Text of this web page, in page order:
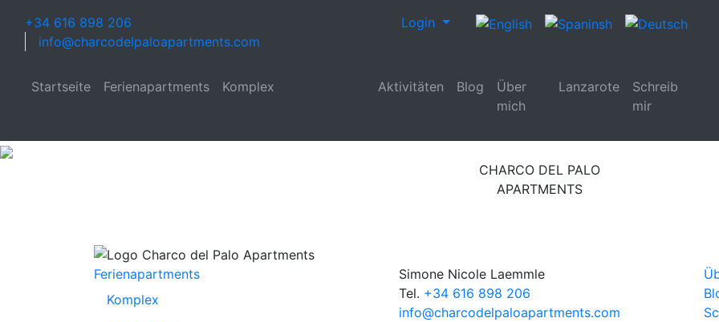
+34 616 898 206
info@charcodelpaloapartments.com
Login
Startseite Ferienapartments Komplex Aktivitäten Blog
Über
mich
Lanzarote
Schreib
mir
CHARCO DEL PALO
APARTMENTS
Ferienapartments
Komplex
Simone Nicole Laemmle
Tel. +34 616 898 206
info@charcodelpaloapartments.com